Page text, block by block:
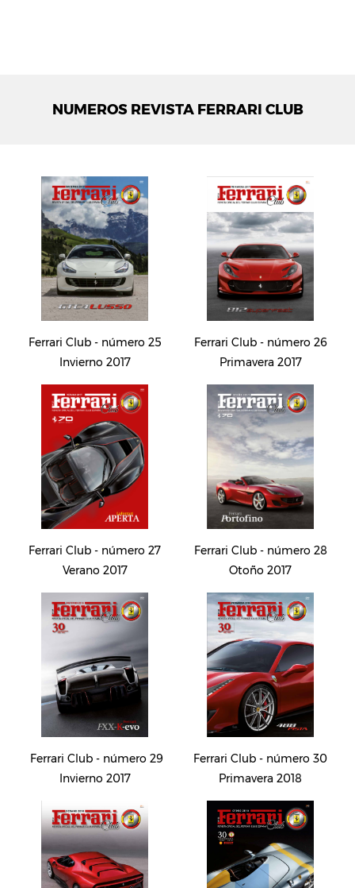
NUMEROS REVISTA FERRARI CLUB
Ferrari Club - número 25
Invierno 2017
Ferrari Club - número 26
Primavera 2017
Ferrari Club - número 27
Verano 2017
Ferrari Club - número 28
Otoño 2017
Ferrari Club - número 29
Invierno 2017
Ferrari Club - número 30
Primavera 2018